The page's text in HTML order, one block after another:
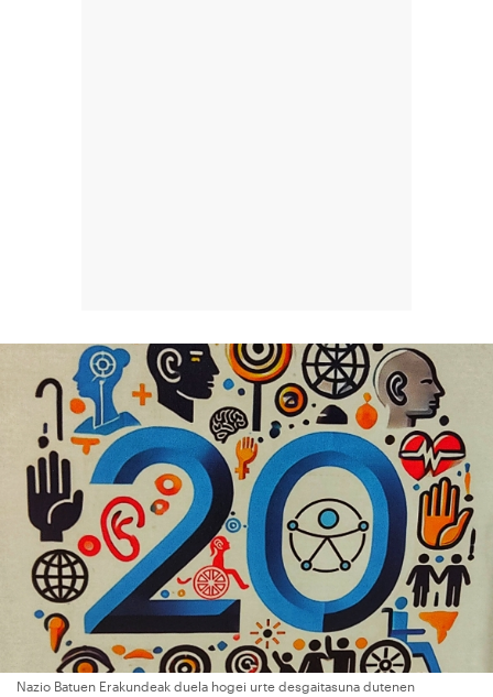
Nazio Batuen Erakundeak duela hogei urte desgaitasuna dutenen